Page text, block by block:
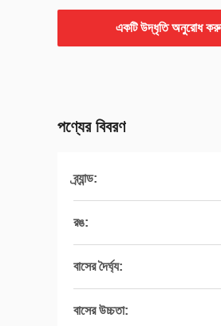
একটি উদ্ধৃতি অনুরোধ
পণ্যের বিবরণ
ব্র্যান্ড:
রঙ:
বাসের দৈর্ঘ্য:
বাসের উচ্চতা: